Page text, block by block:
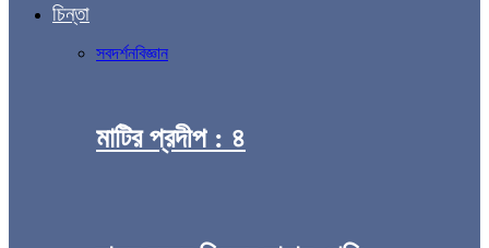
চিন্তা
সবদর্শনবিজ্ঞান
মাটির প্রদীপ : ৪